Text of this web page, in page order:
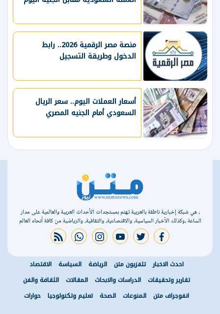
منصة مصر الرقمية 2026.. رابط
الدخول وطريقة التسجيل
أسعار العملات اليوم.. سعر الريال
السعودي أمام الجنيه المصري
، هي شبكة إخبارية ناطقة بالعربية تهتم بمستجدات الأحداث العربية والعالمية على مدار
الساعة ،وكذلك الأخبار السياسية، والاقتصادية، والثقافية، والرياضية من كافة أنحاء العالم
facebook
twitter
youtube
instagram
whatsapp
rss feed
احدث الاخبار تلفزيون متن الرياضة السياسة
الاقتصاد
تقارير وتحقيقات
الدراسات والابحاث المقالات
الثقافة والفن
انفوجراف متن
المنوعات الصحة تعليم وتكنولوجيا حوارات